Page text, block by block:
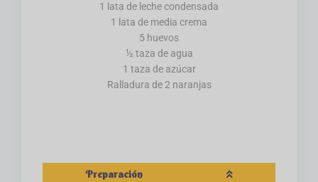
1 lata de leche condensada
1 lata de media crema
5 huevos
½ taza de agua
1 taza de azúcar
Ralladura de 2 naranjas
Preparación